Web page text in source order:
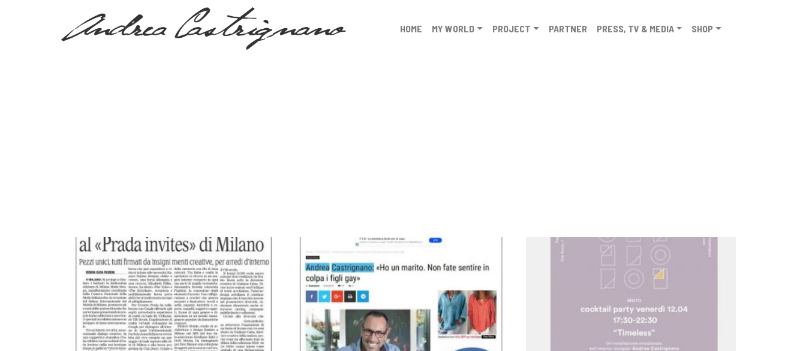
HOME MY WORLD PROJECT PARTNER PRESS, TV & MEDIA SHOP